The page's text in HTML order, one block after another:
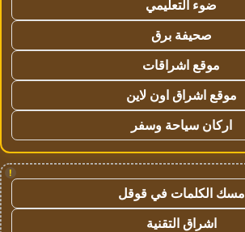
ضوء التعليمي
صحيفة برق
موقع اشراقات
موقع اشراق اون لاين
اركان سياحة وسفر
!
مسك الكلمات في قوقل
اشراق التقنية